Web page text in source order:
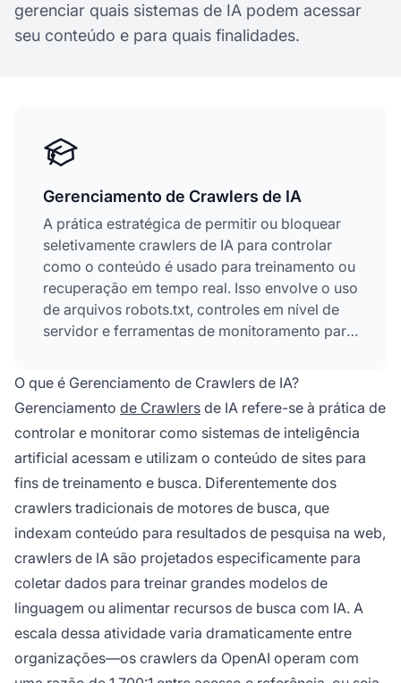
gerenciar quais sistemas de IA podem acessar
seu conteúdo e para quais finalidades.
Gerenciamento de Crawlers de IA
A prática estratégica de permitir ou bloquear
seletivamente crawlers de IA para controlar
como o conteúdo é usado para treinamento ou
recuperação em tempo real. Isso envolve o uso
de arquivos robots.txt, controles em nível de
servidor e ferramentas de monitoramento para
seu conteúdo e para quais finalidades.
O que é Gerenciamento de Crawlers de IA?
Gerenciamento de Crawlers de IA refere-se à prática de
controlar e monitorar como sistemas de inteligência
artificial acessam e utilizam o conteúdo de sites para
fins de treinamento e busca. Diferentemente dos
crawlers tradicionais de motores de busca, que
indexam conteúdo para resultados de pesquisa na web,
crawlers de IA são projetados especificamente para
coletar dados para treinar grandes modelos de
linguagem ou alimentar recursos de busca com IA. A
escala dessa atividade varia dramaticamente entre
organizações—os crawlers da OpenAI operam com